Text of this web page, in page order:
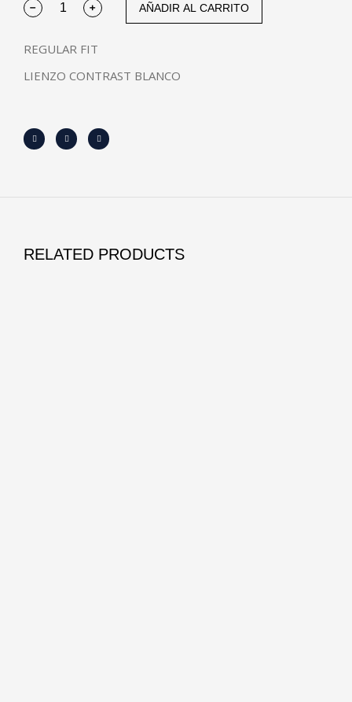
AÑADIR AL CARRITO
REGULAR FIT
LIENZO CONTRAST BLANCO
RELATED PRODUCTS